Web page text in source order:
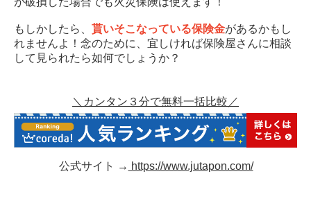
もしかしたら、 貰いそこなっている保険金があるかもし
れませんよ！念のために、宜しければ保険屋さんに相談
して見られたら如何でしょうか？
＼カンタン３分で無料一括比較／
公式サイト → https://www.jutapon.com/